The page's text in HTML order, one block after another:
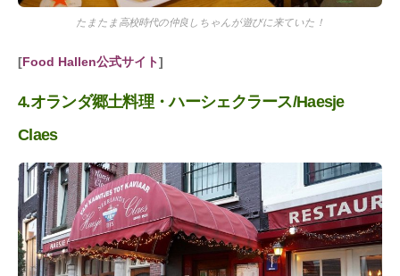
たまたま高校時代の仲良しちゃんが遊びに来ていた！
[Food Hallen公式サイト]
4.オランダ郷土料理・ハーシェクラース/Haesje
Claes